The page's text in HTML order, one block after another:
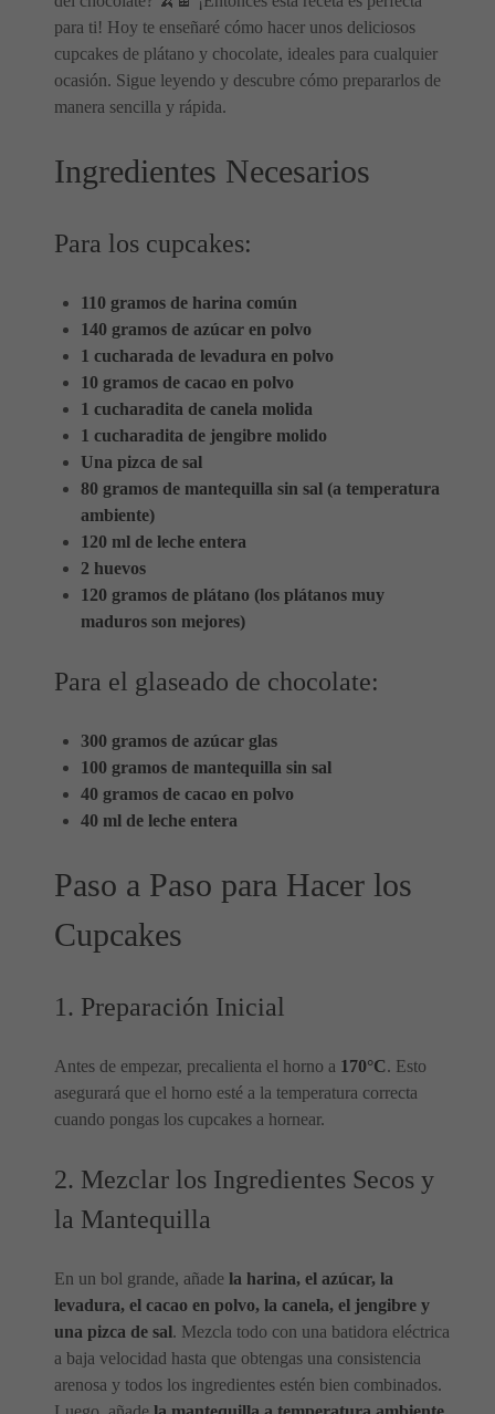
para ti! Hoy te enseñaré cómo hacer unos deliciosos
cupcakes de plátano y chocolate, ideales para cualquier
ocasión. Sigue leyendo y descubre cómo prepararlos de
manera sencilla y rápida.
Ingredientes Necesarios
Para los cupcakes:
110 gramos de harina común
140 gramos de azúcar en polvo
1 cucharada de levadura en polvo
10 gramos de cacao en polvo
1 cucharadita de canela molida
1 cucharadita de jengibre molido
Una pizca de sal
80 gramos de mantequilla sin sal (a temperatura
ambiente)
120 ml de leche entera
2 huevos
120 gramos de plátano (los plátanos muy
maduros son mejores)
Para el glaseado de chocolate:
300 gramos de azúcar glas
100 gramos de mantequilla sin sal
40 gramos de cacao en polvo
40 ml de leche entera
Paso a Paso para Hacer los
Cupcakes
1. Preparación Inicial
Antes de empezar, precalienta el horno a 170°C. Esto
asegurará que el horno esté a la temperatura correcta
cuando pongas los cupcakes a hornear.
2. Mezclar los Ingredientes Secos y
la Mantequilla
En un bol grande, añade la harina, el azúcar, la
levadura, el cacao en polvo, la canela, el jengibre y
una pizca de sal. Mezcla todo con una batidora eléctrica
a baja velocidad hasta que obtengas una consistencia
arenosa y todos los ingredientes estén bien combinados.